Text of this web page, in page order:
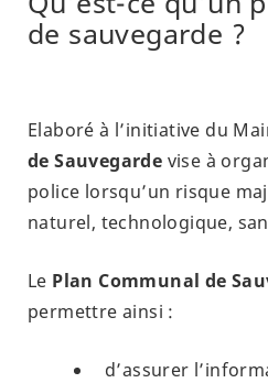
de sauvegarde ?
Elaboré à l’initiative du
de Sauvegarde vise à
police lorsqu’un risque
naturel, technologique,
Le Plan Communal de
permettre ainsi :
d’assurer